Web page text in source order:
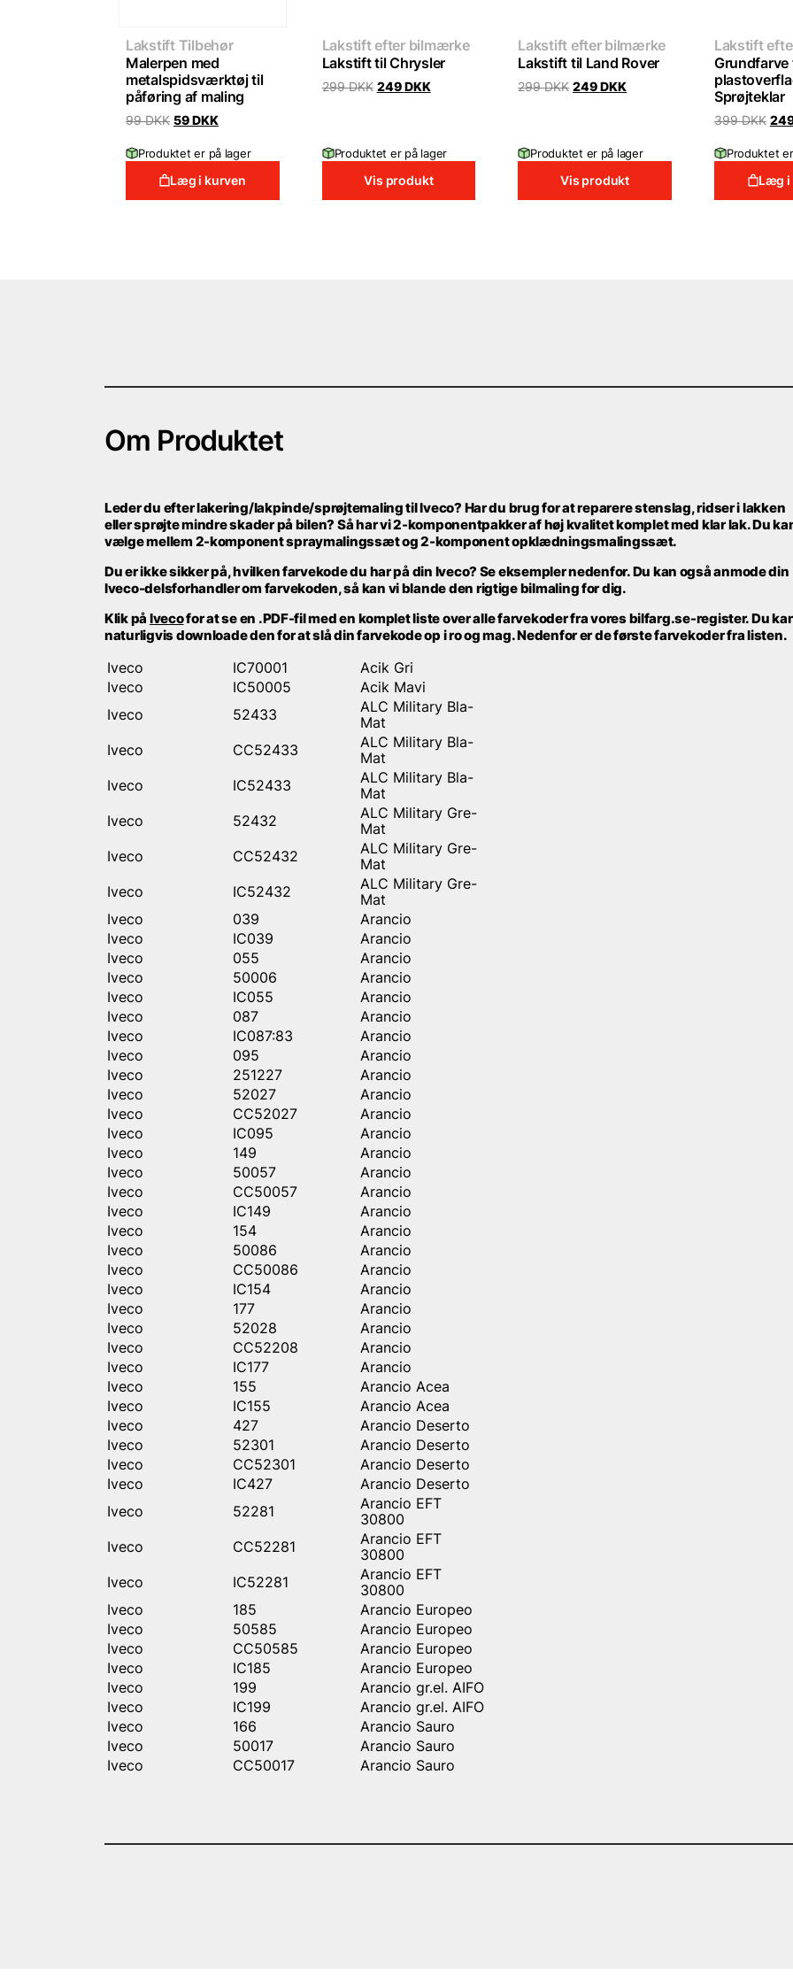
Lakstift Tilbehør
Malerpen med
metalspidsværktøj til
påføring af maling
99DKK Original
99 DKK.
59DKKCurrent
is:
59 DKK.
Produktet er på lager
Læg i kurven
Lakstift efter bilmærke
Lakstift til Chrysler
299DKK Original
249DKKCurrent
Produktet er på lager
Vis produkt
Lakstift efter bilmærke
Lakstift til Land Rover
299DKK Original
249DKKCurrent
Produktet er på lager
Vis produkt
Lakstift
Grundfarve
Sprøjteklar
399DKK
Produktet
Læg i
Om Produktet
Leder du efter lakering/lakpinde/sprøjtemaling til Iveco? Har du brug for at reparere stenslag, ridser i lakken
eller sprøjte mindre skader på bilen? Så har vi 2-komponentpakker af høj kvalitet komplet med klar lak. Du
vælge mellem 2-komponent spraymalingssæt og 2-komponent opklædningsmalingssæt.
Du er ikke sikker på, hvilken farvekode du har på din Iveco? Se eksempler nedenfor. Du kan også anmode din
Iveco-delsforhandler om farvekoden, så kan vi blande den rigtige bilmaling for dig.
Klik på Ivecofor at se en .PDF-fil med en komplet liste over alle farvekoder fra vores bilfarg.se-register. Du
naturligvis downloade den for at slå din farvekode op i ro og mag. Nedenfor er de første farvekoder fra listen.
Iveco IC70001
Acik Gri
Iveco
IC50005
Acik Mavi
Iveco
52433
ALC Military Bla-
Mat
Iveco
CC52433
ALC Military Bla-
Mat
Iveco
IC52433
ALC Military Bla-
Mat
Iveco
52432
ALC Military Gre-
Mat
Iveco
CC52432
ALC Military Gre-
Mat
Iveco
IC52432
ALC Military Gre-
Mat
Iveco
039
Arancio
Iveco
IC039
Arancio
Iveco
055
Arancio
Iveco
50006
Arancio
Iveco
IC055
Arancio
Iveco
087
Arancio
Iveco
IC087:83
Arancio
Iveco
095
Arancio
Iveco
251227
Arancio
Iveco
52027
Arancio
Iveco
CC52027
Arancio
Iveco
IC095
Arancio
Iveco
149
Arancio
Iveco
50057
Arancio
Iveco
CC50057
Arancio
Iveco
IC149
Arancio
Iveco
154
Arancio
Iveco
50086
Arancio
Iveco
CC50086
Arancio
Iveco
IC154
Arancio
Iveco
177
Arancio
Iveco
52028
Arancio
Iveco
CC52208
Arancio
Iveco
IC177
Arancio
Iveco
155
Arancio Acea
Iveco
IC155
Arancio Acea
Iveco
427
Arancio Deserto
Iveco
52301
Arancio Deserto
Iveco
CC52301
Arancio Deserto
Iveco
IC427
Arancio Deserto
Iveco
52281
Arancio EFT
30800
Iveco
CC52281
Arancio EFT
30800
Iveco
IC52281
Arancio EFT
30800
Iveco
185
Arancio Europeo
Iveco
50585
Arancio Europeo
Iveco
CC50585
Arancio Europeo
Iveco
IC185
Arancio Europeo
Iveco
199
Arancio gr.el. AIFO
Iveco
IC199
Arancio gr.el. AIFO
Iveco
166
Arancio Sauro
Iveco
50017
Arancio Sauro
Iveco
CC50017 Arancio Sauro